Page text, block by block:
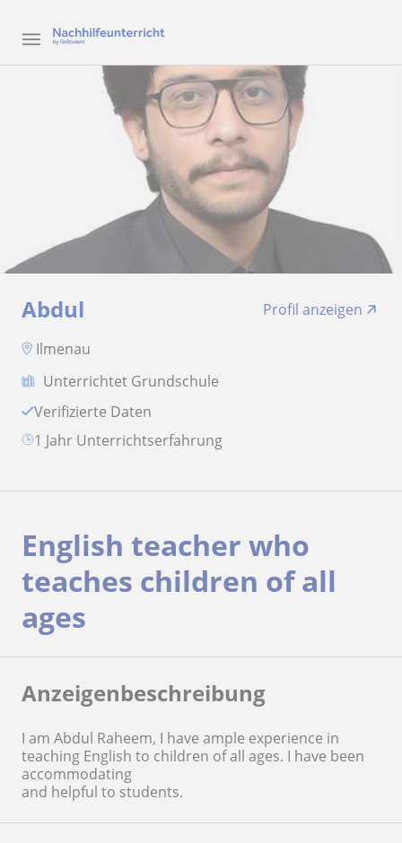
Abdul
Profil anzeigen
Ilmenau
Unterrichtet Grundschule
Verifizierte Daten
1 Jahr Unterrichtserfahrung
English teacher who
teaches children of all
ages
Anzeigenbeschreibung
I am Abdul Raheem, I have ample experience in
teaching English to children of all ages. I have been
accommodating
and helpful to students.